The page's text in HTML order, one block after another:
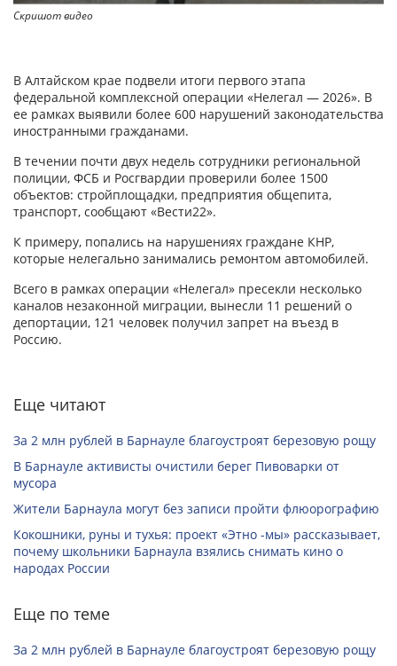
Скришот видео
В Алтайском крае подвели итоги первого этапа
федеральной комплексной операции «Нелегал — 2026». В
ее рамках выявили более 600 нарушений законодательства
иностранными гражданами.
В течении почти двух недель сотрудники региональной
полиции, ФСБ и Росгвардии проверили более 1500
объектов: стройплощадки, предприятия общепита,
транспорт, сообщают «Вести22».
К примеру, попались на нарушениях граждане КНР,
которые нелегально занимались ремонтом автомобилей.
Всего в рамках операции «Нелегал» пресекли несколько
каналов незаконной миграции, вынесли 11 решений о
депортации, 121 человек получил запрет на въезд в
Россию.
Еще читают
За 2 млн рублей в Барнауле благоустроят березовую рощу
В Барнауле активисты очистили берег Пивоварки от
мусора
Жители Барнаула могут без записи пройти флюорографию
Кокошники, руны и тухья: проект «Этно -мы» рассказывает,
почему школьники Барнаула взялись снимать кино о
народах России
Еще по теме
За 2 млн рублей в Барнауле благоустроят березовую рощу